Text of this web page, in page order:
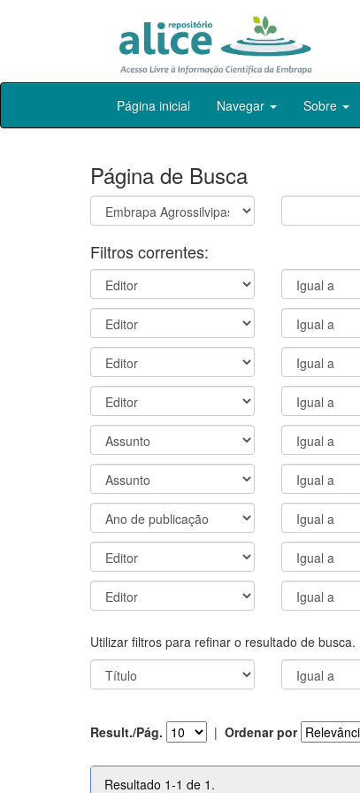
Skip
Página inicial Navegar Sobre
Página de Busca
Filtros correntes:
Utilizar filtros para refinar o resultado de busca.
Result./Pág. | Ordenar por
Resultado 1-1 de 1.